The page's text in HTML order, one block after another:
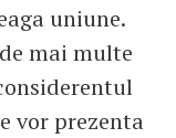
uniune.
mai multe
vor prezenta